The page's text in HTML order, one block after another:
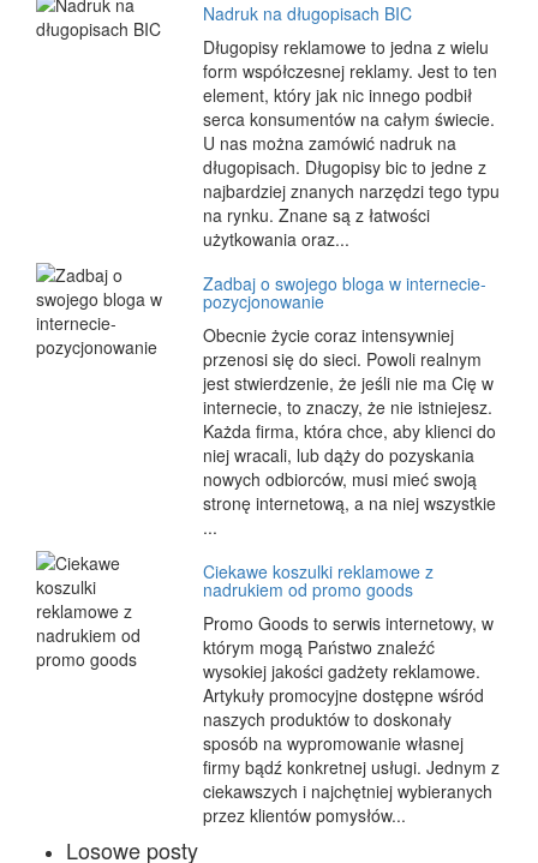
Nadruk na długopisach BIC
Długopisy reklamowe to jedna z wielu
form współczesnej reklamy. Jest to ten
element, który jak nic innego podbił
serca konsumentów na całym świecie.
U nas można zamówić nadruk na
długopisach. Długopisy bic to jedne z
najbardziej znanych narzędzi tego typu
na rynku. Znane są z łatwości
użytkowania oraz...
Zadbaj o swojego bloga w internecie-
pozycjonowanie
Obecnie życie coraz intensywniej
przenosi się do sieci. Powoli realnym
jest stwierdzenie, że jeśli nie ma Cię w
internecie, to znaczy, że nie istniejesz.
Każda firma, która chce, aby klienci do
niej wracali, lub dąży do pozyskania
nowych odbiorców, musi mieć swoją
stronę internetową, a na niej wszystkie
...
Ciekawe koszulki reklamowe z
nadrukiem od promo goods
Promo Goods to serwis internetowy, w
którym mogą Państwo znaleźć
wysokiej jakości gadżety reklamowe.
Artykuły promocyjne dostępne wśród
naszych produktów to doskonały
sposób na wypromowanie własnej
firmy bądź konkretnej usługi. Jednym z
ciekawszych i najchętniej wybieranych
przez klientów pomysłów...
Losowe posty